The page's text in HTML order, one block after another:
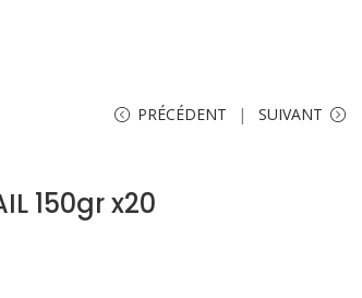
PRÉCÉDENT SUIVANT
150gr x20